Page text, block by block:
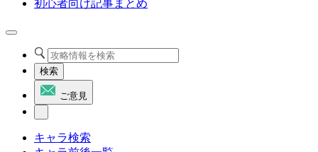
初心者向け記事まとめ
検索
ご意見
キャラ検索